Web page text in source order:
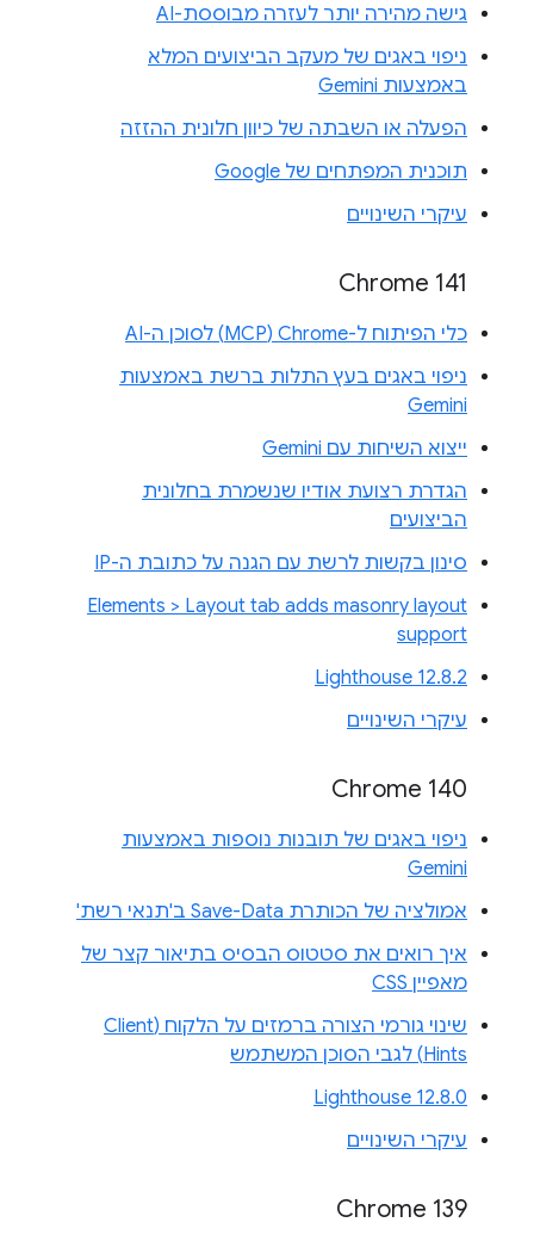
גישה מהירה יותר לעזרה מבוססת-AI
ניפוי באגים של מעקב הביצועים המלא
באמצעות Gemini
הפעלה או השבתה של כיוון חלונית ההזזה
תוכנית המפתחים של Google
עיקרי השינויים
Chrome 141
כלי הפיתוח ל-Chrome‏ (MCP) לסוכן ה-AI
ניפוי באגים בעץ התלות ברשת באמצעות
Gemini
ייצוא השיחות עם Gemini
הגדרת רצועת אודיו שנשמרת בחלונית
הביצועים
סינון בקשות לרשת עם הגנה על כתובת ה-IP
Elements > Layout tab adds masonry layout
support
Lighthouse 12.8.2
עיקרי השינויים
Chrome 140
ניפוי באגים של תובנות נוספות באמצעות
Gemini
אמולציה של הכותרת Save-Data ב'תנאי רשת'
איך רואים את סטטוס הבסיס בתיאור קצר של
מאפיין CSS
שינוי גורמי הצורה ברמזים על הלקוח (Client
Hints) לגבי הסוכן המשתמש
Lighthouse 12.8.0
עיקרי השינויים
Chrome 139